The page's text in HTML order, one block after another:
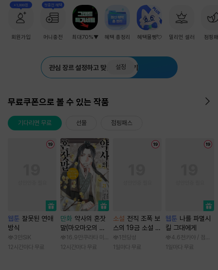
+1,000원
회원가입
첫충전 혜택
머니충전 최대70%▼ 혜택 총정리 혜택몰빵💘 밀리언 셀러 점핑
관심 장르 설정하고 맞춤 추천 받기
설정
무료쿠폰으로 볼 수 있는 작품
기다리면 무료 선물 점핑패스
웹툰 잘못된 연애
방식
3만 SIK
12시간마다 무료
만화 약사의 혼잣
말(마오마오의 후
궁 수수께끼 풀이
수첩)
16.9만 쿠라타 미노지 / 휴우가 나츠
12시간마다 무료
소설 전직 조폭 보
스의 19금 소설 속
가정부 빙의기
1천 당성
1일마다 무료
웹툰 나를 파멸시
킬 그대에게
4.6천 카야 / 점면, (
1일마다 무료